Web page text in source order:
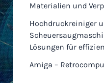
Materialien und
Hochdruckreiniger
Lösungen für
Amiga –